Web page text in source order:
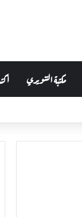
مكتبة التنويري